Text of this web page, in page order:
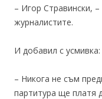
– Игор Стравински,
журналистите.
И добавил с усмивка:
– Никога не съм
партитура ще платя